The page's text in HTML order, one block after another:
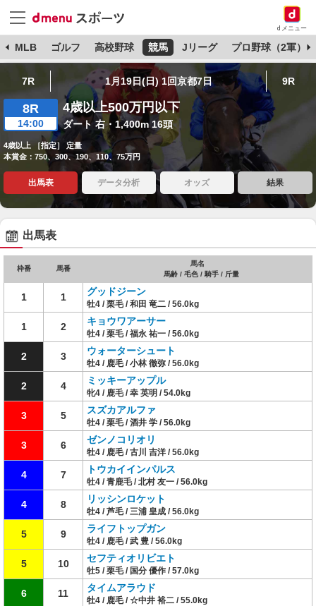
dメニュー
MLB ゴルフ 高校野球 競馬 Jリーグ プロ野球（2軍）
7R 1月19日(日) 1回京都7日 9R
8R
14:00
4歳以上500万円以下
ダート 右・1,400m 16頭
4歳以上 ［指定］ 定量
本賞金：750、300、190、110、75万円
出馬表 データ分析 オッズ 結果
出馬表
枠番 馬番
馬名
馬齢 / 毛色 / 騎手 / 斤量
1 1 グッドジーン
牡4 / 栗毛 / 和田 竜二 / 56.0kg
1 2 キョウワアーサー
牡4 / 栗毛 / 福永 祐一 / 56.0kg
2 3 ウォーターシュート
牡4 / 鹿毛 / 小林 徹弥 / 56.0kg
2 4 ミッキーアップル
牝4 / 鹿毛 / 幸 英明 / 54.0kg
3 5 スズカアルファ
牡4 / 栗毛 / 酒井 学 / 56.0kg
3 6 ゼンノコリオリ
牡4 / 鹿毛 / 古川 吉洋 / 56.0kg
4 7 トウカイインパルス
牡4 / 青鹿毛 / 北村 友一 / 56.0kg
4 8 リッシンロケット
牡4 / 芦毛 / 三浦 皇成 / 56.0kg
5 9 ライフトップガン
牡4 / 鹿毛 / 武 豊 / 56.0kg
5 10 セフティオリビエト
牡5 / 栗毛 / 国分 優作 / 57.0kg
6 11 タイムアラウド
牡4 / 鹿毛 / ☆中井 裕二 / 55.0kg